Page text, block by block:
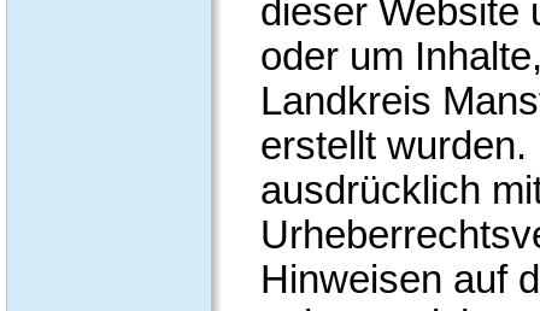
dieser Website
oder um
Landkreis
erstellt
ausdrücklich
Hinweisen auf